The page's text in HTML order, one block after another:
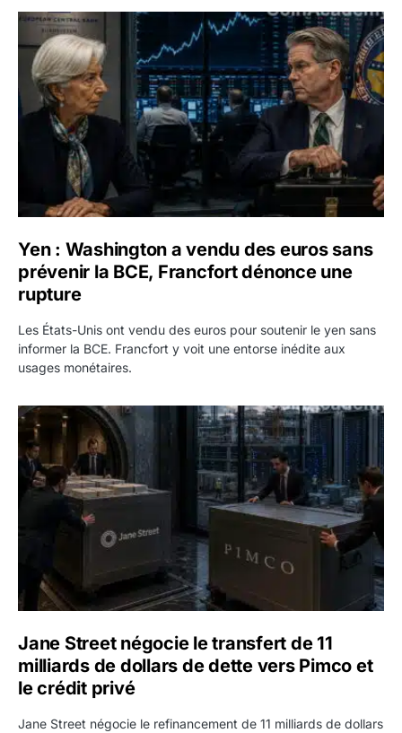
Yen : Washington a vendu des euros sans prévenir la
Yen : Washington a vendu des euros sans
prévenir la BCE, Francfort dénonce une
rupture
Les États-Unis ont vendu des euros pour soutenir le yen sans
informer la BCE. Francfort y voit une entorse inédite aux
usages monétaires.
Jane Street négocie le transfert de 11 milliards de
Jane Street négocie le transfert de 11
milliards de dollars de dette vers Pimco et
le crédit privé
Jane Street négocie le refinancement de 11 milliards de dollars